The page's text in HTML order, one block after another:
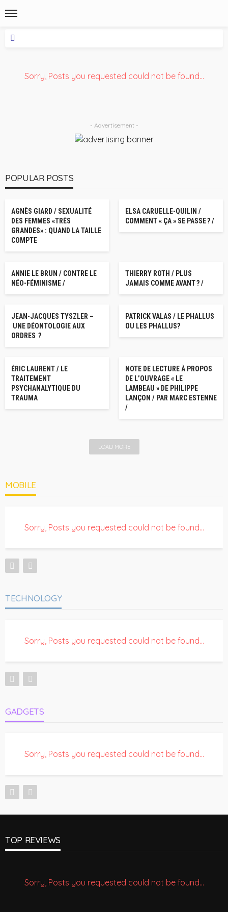
Sorry, Posts you requested could not be found...
- Advertisement -
POPULAR POSTS
POSTS RECENTS GNIPL
AGNÈS GIARD / SEXUALITÉ
DES FEMMES «TRÈS
GRANDES» : QUAND LA TAILLE
COMPTE
ELSA CARUELLE-QUILIN /
COMMENT « ÇA » SE PASSE ? /
POSTS RECENTS GNIPL
ANNIE LE BRUN / CONTRE LE
NÉO-FÉMINISME /
THIERRY ROTH / PLUS
JAMAIS COMME AVANT ? /
CONTRIBUTIONS
JEAN-JACQUES TYSZLER –
UNE DÉONTOLOGIE AUX
ORDRES ?
CONTRIBUTIONS
PATRICK VALAS / LE PHALLUS
OU LES PHALLUS?
CONTRIBUTIONS
ÉRIC LAURENT / LE
TRAITEMENT
PSYCHANALYTIQUE DU
TRAUMA
NOTE DE LECTURE À PROPOS
DE L’OUVRAGE « LE
LAMBEAU » DE PHILIPPE
LANÇON / PAR MARC ESTENNE
/
LOAD MORE
MOBILE
Sorry, Posts you requested could not be found...
TECHNOLOGY
Sorry, Posts you requested could not be found...
GADGETS
Sorry, Posts you requested could not be found...
TOP REVIEWS
Sorry, Posts you requested could not be found...